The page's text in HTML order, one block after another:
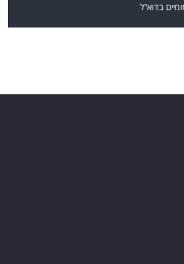
בדוא"ל